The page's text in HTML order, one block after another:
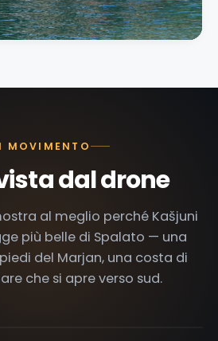
MOVIMENTO
dal drone
al meglio perché Kašjuni
più belle di Spalato — una
del Marjan, una costa di
che si apre verso sud.
4K
ai piedi del Marjan